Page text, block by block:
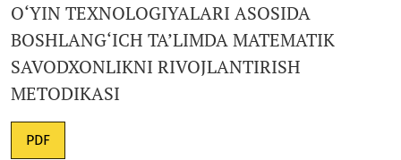
O‘YIN TEXNOLOGIYALARI ASOSIDA
BOSHLANG‘ICH TA’LIMDA MATEMATIK
SAVODXONLIKNI RIVOJLANTIRISH
METODIKASI
PDF